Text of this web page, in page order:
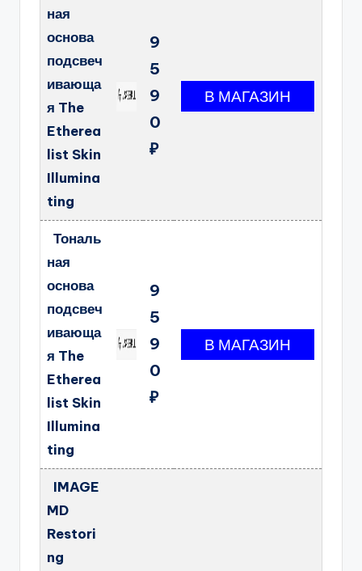
ная
основа
подсвеч
ивающа
я The
Etherea
list Skin
Illumina
ting
9
5
9
0
₽
Тональ
ная
основа
подсвеч
ивающа
я The
Etherea
list Skin
Illumina
ting
9
5
9
0
₽
IMAGE
MD
Restori
ng